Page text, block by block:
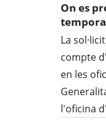
On es
La
compte
en les
l'oficina